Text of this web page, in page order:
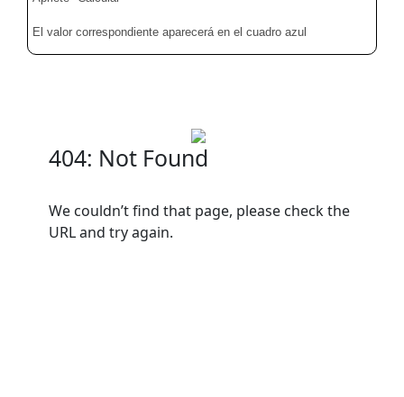
El valor correspondiente aparecerá en el cuadro azul